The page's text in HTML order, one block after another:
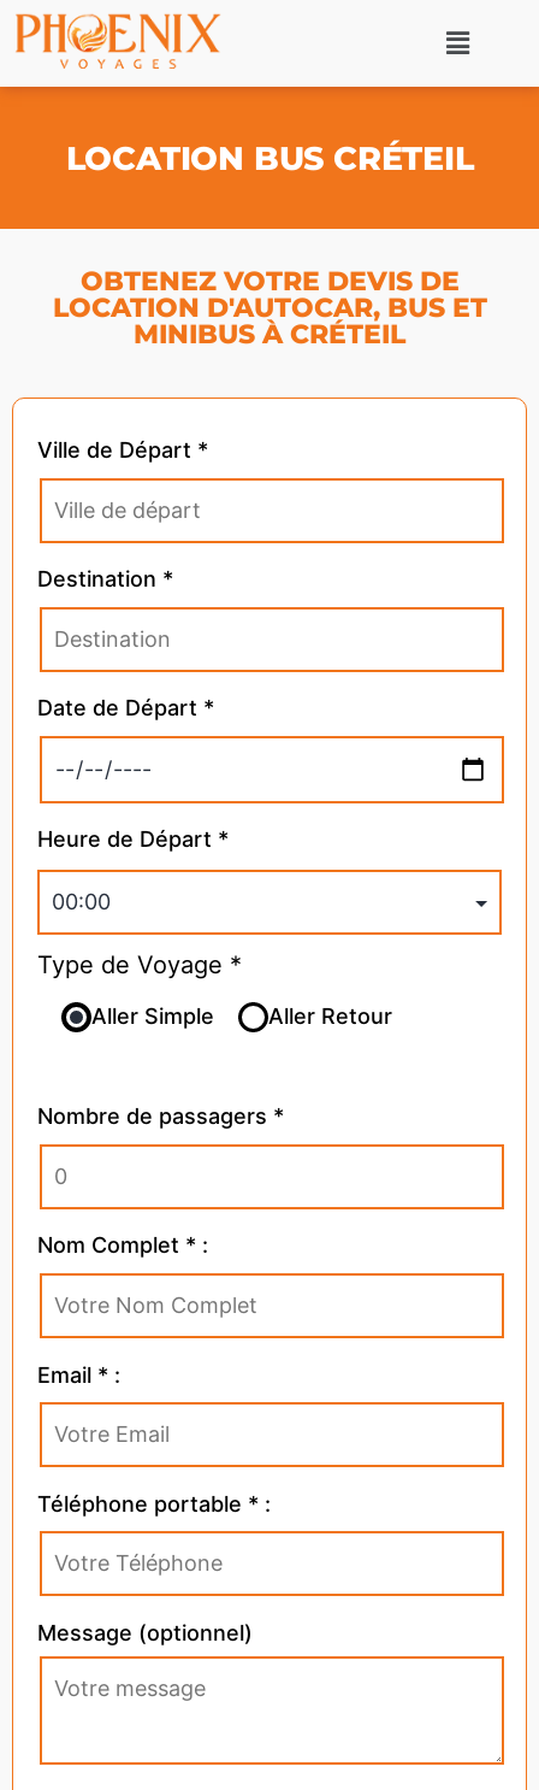
LOCATION BUS CRÉTEIL
OBTENEZ VOTRE DEVIS DE
LOCATION D'AUTOCAR, BUS ET
MINIBUS À CRÉTEIL
Ville de Départ *
Destination *
Date de Départ *
Heure de Départ *
Type de Voyage *
Aller Simple Aller Retour
Nombre de passagers *
Nom Complet * :
Email * :
Téléphone portable * :
Message (optionnel)